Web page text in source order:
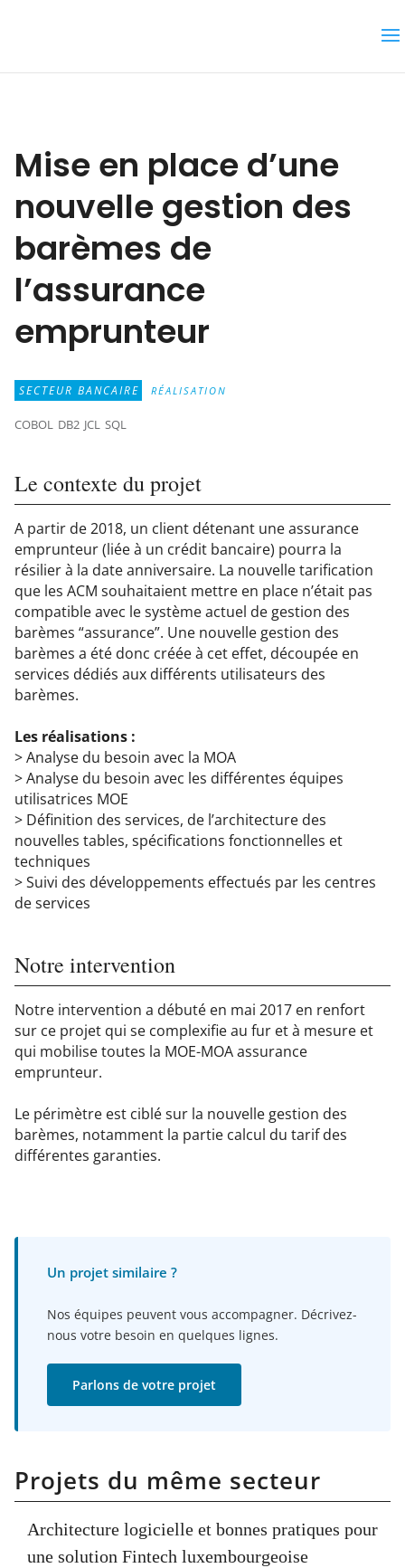
Mise en place d’une
nouvelle gestion des
barèmes de
l’assurance
emprunteur
SECTEUR BANCAIRE RÉALISATION
COBOL DB2 JCL SQL
Le contexte du projet
A partir de 2018, un client détenant une assurance
emprunteur (liée à un crédit bancaire) pourra la
résilier à la date anniversaire. La nouvelle tarification
que les ACM souhaitaient mettre en place n’était pas
compatible avec le système actuel de gestion des
barèmes “assurance”. Une nouvelle gestion des
barèmes a été donc créée à cet effet, découpée en
services dédiés aux différents utilisateurs des
barèmes.
Les réalisations :
> Analyse du besoin avec la MOA
> Analyse du besoin avec les différentes équipes
utilisatrices MOE
> Définition des services, de l’architecture des
nouvelles tables, spécifications fonctionnelles et
techniques
> Suivi des développements effectués par les centres
de services
Notre intervention
Notre intervention a débuté en mai 2017 en renfort
sur ce projet qui se complexifie au fur et à mesure et
qui mobilise toutes la MOE-MOA assurance
emprunteur.
Le périmètre est ciblé sur la nouvelle gestion des
barèmes, notamment la partie calcul du tarif des
différentes garanties.
Un projet similaire ?
Nos équipes peuvent vous accompagner. Décrivez-
nous votre besoin en quelques lignes.
Parlons de votre projet
Projets du même secteur
Architecture logicielle et bonnes pratiques pour
une solution Fintech luxembourgeoise